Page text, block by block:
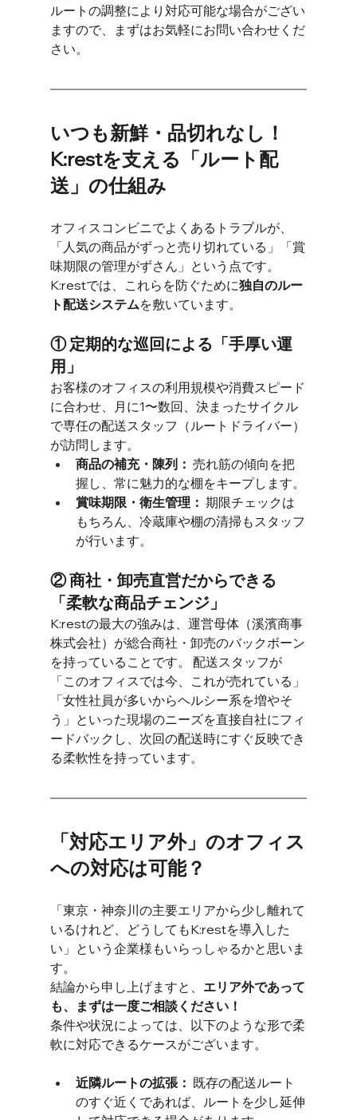
ルートの調整により対応可能な場合がござい
ますので、まずはお気軽にお問い合わせくだ
さい。
いつも新鮮・品切れなし！
K:restを支える「ルート配
送」の仕組み
オフィスコンビニでよくあるトラブルが、
「人気の商品がずっと売り切れている」「賞
味期限の管理がずさん」という点です。
K:restでは、これらを防ぐために独自のルー
ト配送システムを敷いています。
① 定期的な巡回による「手厚い運
用」
お客様のオフィスの利用規模や消費スピード
に合わせ、月に1〜数回、決まったサイクル
で専任の配送スタッフ（ルートドライバー）
が訪問します。
商品の補充・陳列： 売れ筋の傾向を把
握し、常に魅力的な棚をキープします。
賞味期限・衛生管理： 期限チェックは
もちろん、冷蔵庫や棚の清掃もスタッフ
が行います。
② 商社・卸売直営だからできる
「柔軟な商品チェンジ」
K:restの最大の強みは、運営母体（溪濱商事
株式会社）が総合商社・卸売のバックボーン
を持っていることです。 配送スタッフが
「このオフィスでは今、これが売れている」
「女性社員が多いからヘルシー系を増やそ
う」といった現場のニーズを直接自社にフィ
ードバックし、次回の配送時にすぐ反映でき
る柔軟性を持っています。
「対応エリア外」のオフィス
への対応は可能？
「東京・神奈川の主要エリアから少し離れて
いるけれど、どうしてもK:restを導入した
い」という企業様もいらっしゃるかと思いま
す。
結論から申し上げますと、 エリア外であって
も、まずは一度ご相談ください！
条件や状況によっては、以下のような形で柔
軟に対応できるケースがございます。
近隣ルートの拡張： 既存の配送ルート
のすぐ近くであれば、ルートを少し延伸